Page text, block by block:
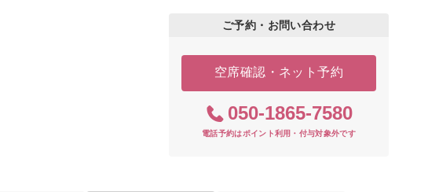
ご予約・お問い合わせ
空席確認・ネット予約
050-1865-7580
電話予約はポイント利用・付与対象外です